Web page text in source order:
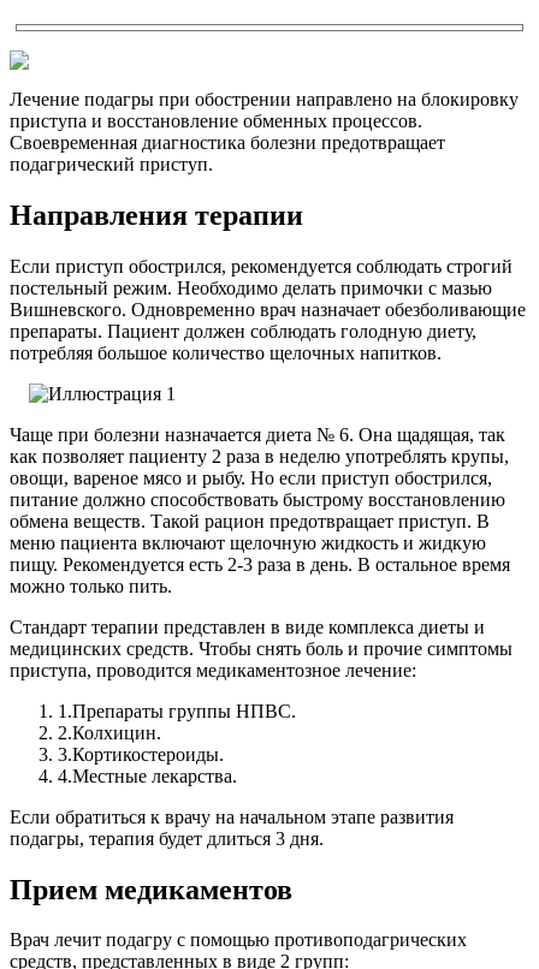
Лечение подагры при обострении направлено на блокировку
приступа и восстановление обменных процессов.
Своевременная диагностика болезни предотвращает
подагрический приступ.
Направления терапии
Если приступ обострился, рекомендуется соблюдать строгий
постельный режим. Необходимо делать примочки с мазью
Вишневского. Одновременно врач назначает обезболивающие
препараты. Пациент должен соблюдать голодную диету,
потребляя большое количество щелочных напитков.
Чаще при болезни назначается диета № 6. Она щадящая, так
как позволяет пациенту 2 раза в неделю употреблять крупы,
овощи, вареное мясо и рыбу. Но если приступ обострился,
питание должно способствовать быстрому восстановлению
обмена веществ. Такой рацион предотвращает приступ. В
меню пациента включают щелочную жидкость и жидкую
пищу. Рекомендуется есть 2-3 раза в день. В остальное время
можно только пить.
Стандарт терапии представлен в виде комплекса диеты и
медицинских средств. Чтобы снять боль и прочие симптомы
приступа, проводится медикаментозное лечение:
1.Препараты группы НПВС.
2.Колхицин.
3.Кортикостероиды.
4.Местные лекарства.
Если обратиться к врачу на начальном этапе развития
подагры, терапия будет длиться 3 дня.
Прием медикаментов
Врач лечит подагру с помощью противоподагрических
средств, представленных в виде 2 групп: